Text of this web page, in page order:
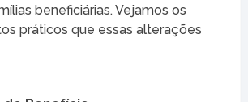
beneficiárias. Vejamos os
práticos que essas alterações